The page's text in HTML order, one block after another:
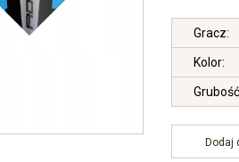
Gracz:
Kolor:
Dodaj